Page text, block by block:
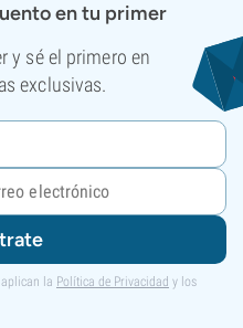
en tu primer
y sé el primero en
exclusivas.
aplican la Política de Privacidad y los